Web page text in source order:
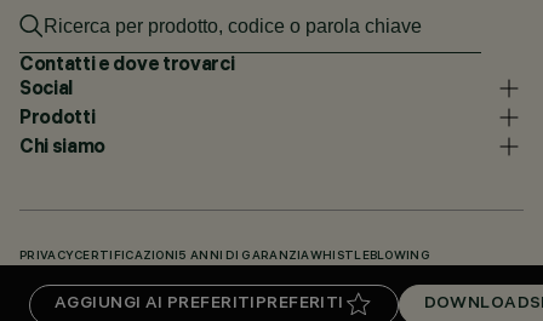
AGGIUNGI AI PREFERITI PREFERITI DOWNLOADS
Contatti e dove trovarci
Social
Prodotti
Chi siamo
PRIVACY CERTIFICAZIONI 5 ANNI DI GARANZIAWHISTLEBLOWING
KNOWLEDGE BASE (LOGIN NECESSARIO)DOWNLOADS